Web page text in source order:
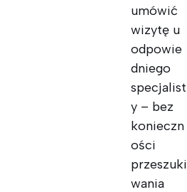
umówić
wizytę u
odpowie
dniego
specjalist
y – bez
konieczn
ości
przeszuki
wania